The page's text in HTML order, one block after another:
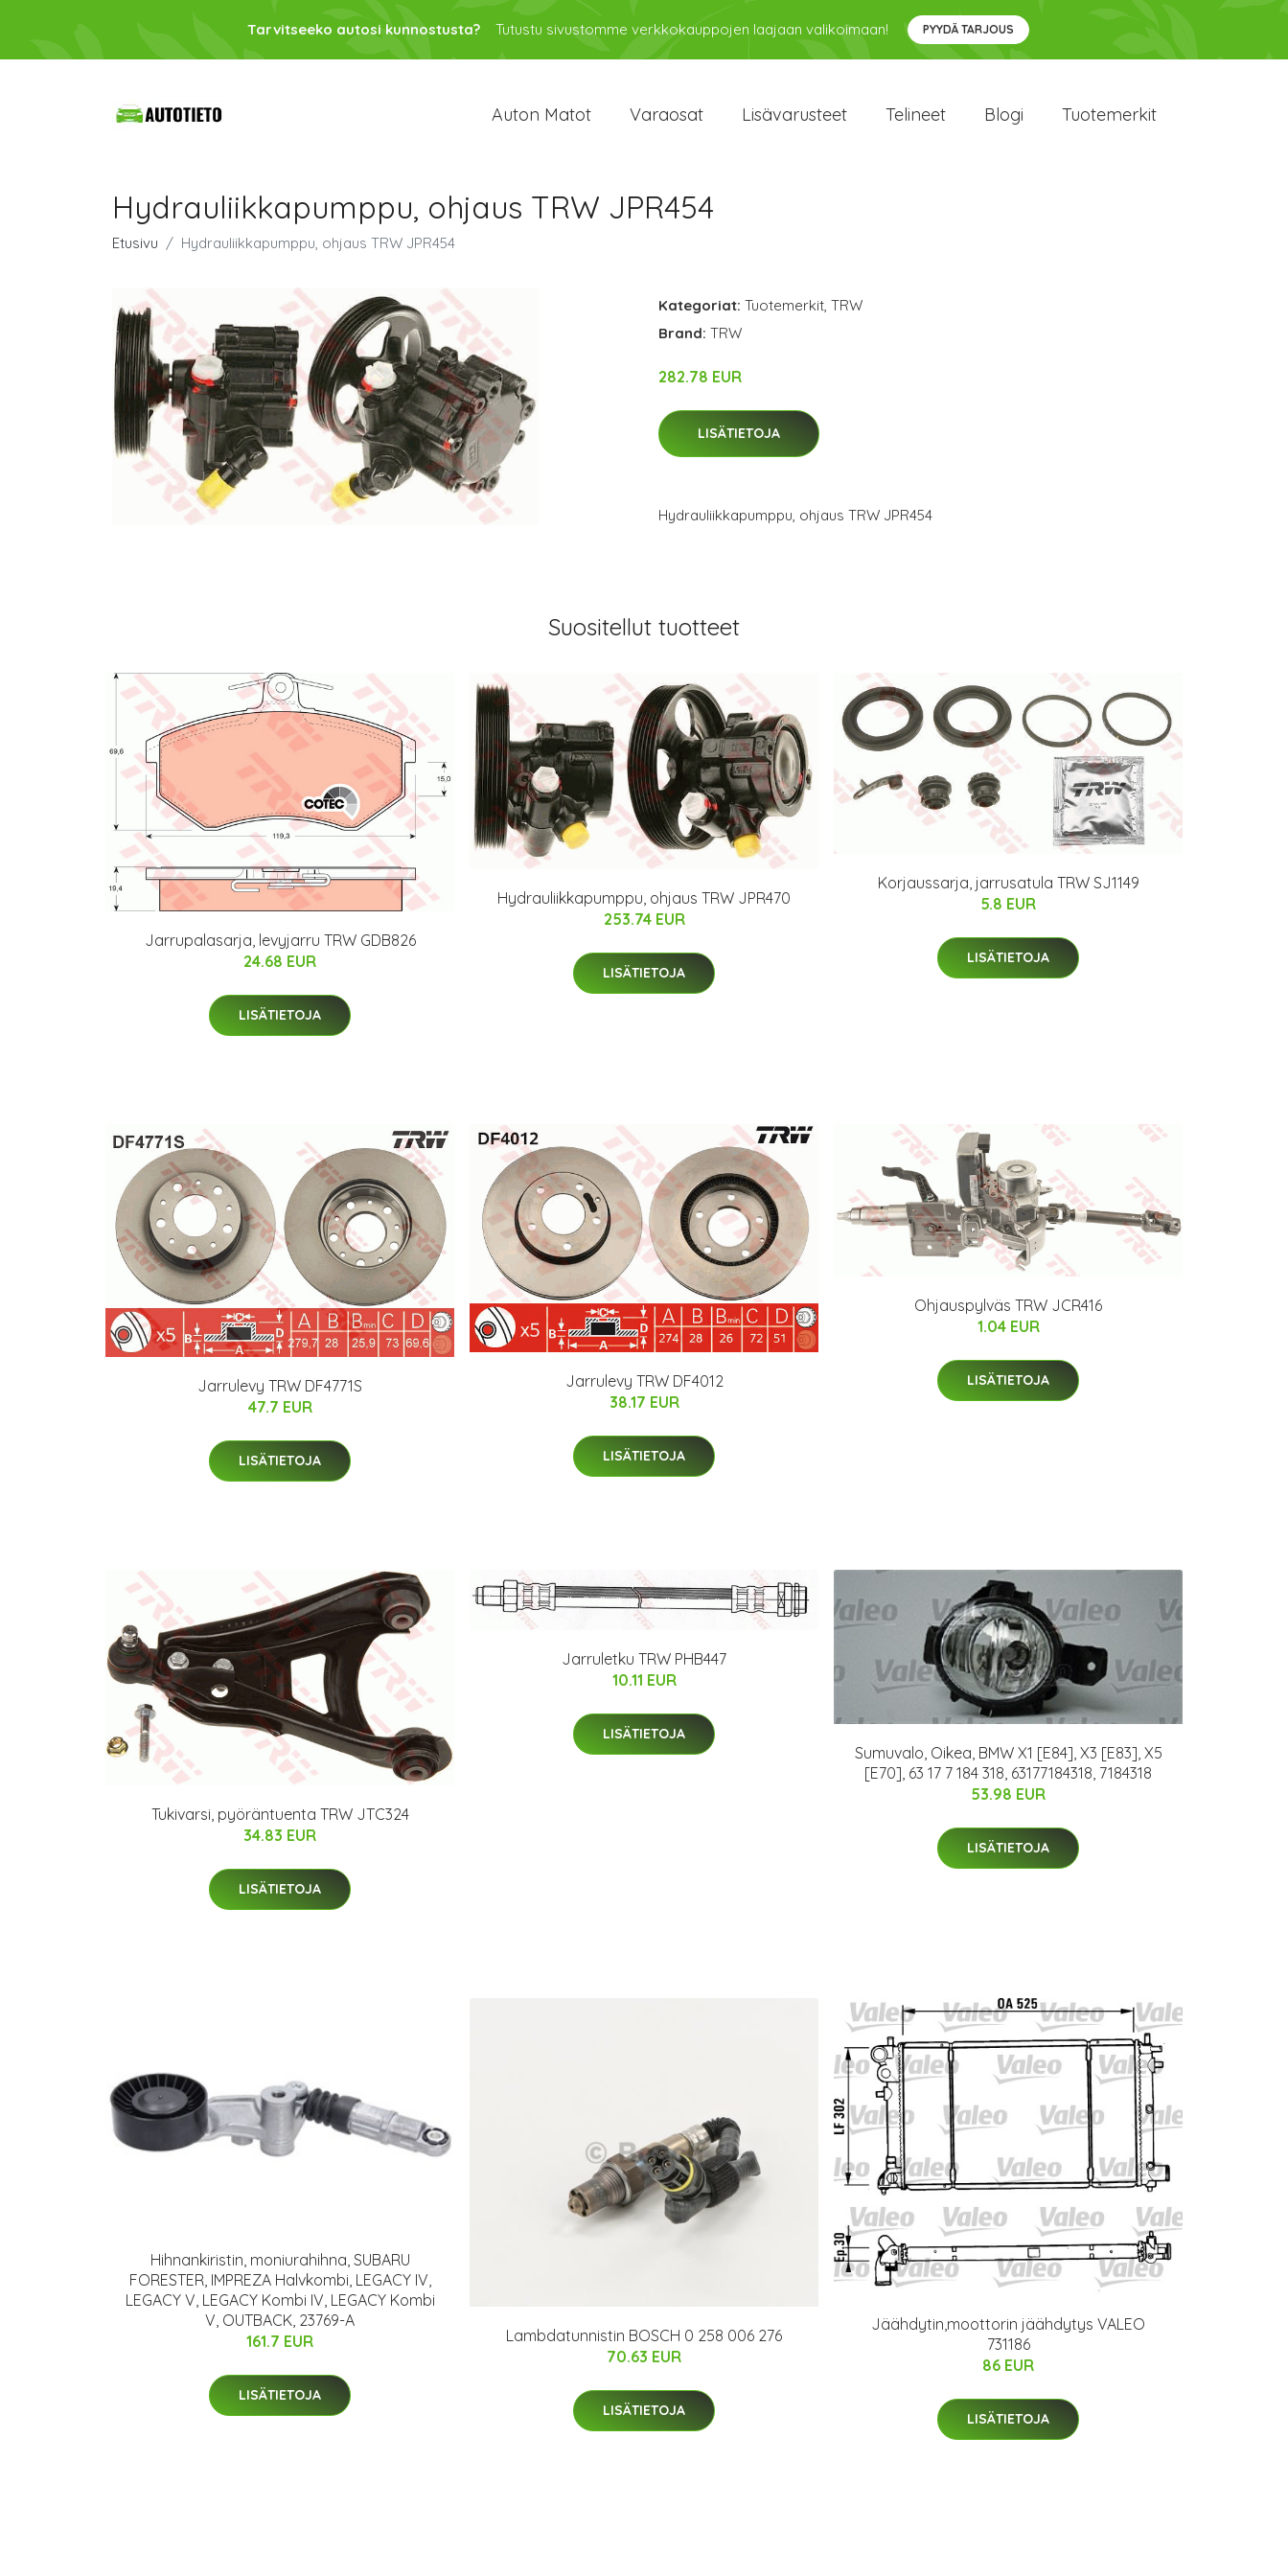
Tarvitseeko autosi kunnostusta? Tutustu sivustomme verkkokauppojen laajaan valikoimaan! PYYDÄ TARJOUS
Auton Matot Varaosat Lisävarusteet Telineet Blogi Tuotemerkit
Hydrauliikkapumppu, ohjaus TRW JPR454
Etusivu Hydrauliikkapumppu, ohjaus TRW JPR454
Kategoriat: Tuotemerkit, TRW
Brand: TRW
282.78 EUR
LISÄTIETOJA
Hydrauliikkapumppu, ohjaus TRW JPR454
Suositellut tuotteet
Jarrupalasarja, levyjarru TRW GDB826
24.68 EUR
LISÄTIETOJA
Hydrauliikkapumppu, ohjaus TRW JPR470
253.74 EUR
LISÄTIETOJA
Korjaussarja, jarrusatula TRW SJ1149
5.8 EUR
LISÄTIETOJA
Jarrulevy TRW DF4771S
47.7 EUR
LISÄTIETOJA
Jarrulevy TRW DF4012
38.17 EUR
LISÄTIETOJA
Ohjauspylväs TRW JCR416
1.04 EUR
LISÄTIETOJA
Tukivarsi, pyöräntuenta TRW JTC324
34.83 EUR
LISÄTIETOJA
Jarruletku TRW PHB447
10.11 EUR
LISÄTIETOJA
Sumuvalo, Oikea, BMW X1 [E84], X3 [E83], X5
[E70], 63 17 7 184 318, 63177184318, 7184318
53.98 EUR
LISÄTIETOJA
Hihnankiristin, moniurahihna, SUBARU
FORESTER, IMPREZA Halvkombi, LEGACY IV,
LEGACY V, LEGACY Kombi IV, LEGACY Kombi
V, OUTBACK, 23769-A
161.7 EUR
LISÄTIETOJA
Lambdatunnistin BOSCH 0 258 006 276
70.63 EUR
LISÄTIETOJA
Jäähdytin,moottorin jäähdytys VALEO
731186
86 EUR
LISÄTIETOJA